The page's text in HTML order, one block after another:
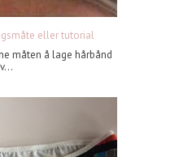
eller tutorial
måten å lage hårbånd